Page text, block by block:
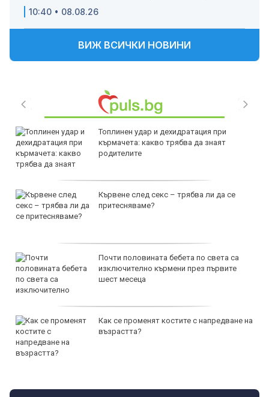
10:40 • 08.08.26
ВИЖ ВСИЧКИ НОВИНИ
Топлинен удар и дехидратация при
кърмачета: какво трябва да знаят
родителите
Кървене след секс – трябва ли да се
притесняваме?
Почти половината бебета по света са
изключително кърмени през първите
шест месеца
Как се променят костите с напредване на
възрастта?